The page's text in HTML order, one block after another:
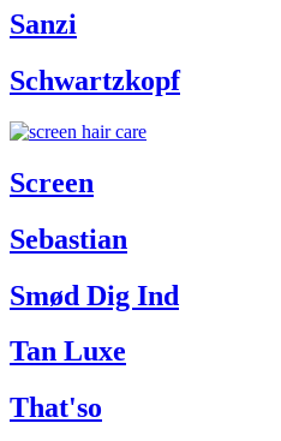
Sanzi
Schwartzkopf
Screen
Sebastian
Smød Dig Ind
Tan Luxe
That'so